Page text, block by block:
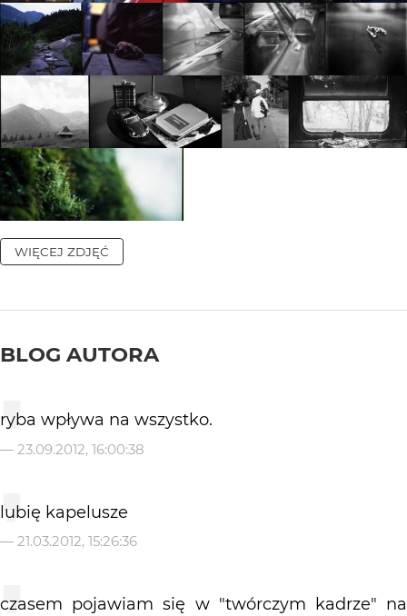
WIĘCEJ ZDJĘĆ
BLOG AUTORA
ryba wpływa na wszystko.
— 23.09.2012, 16:00:38
lubię kapelusze
— 21.03.2012, 15:26:36
czasem pojawiam się w "twórczym kadrze" na